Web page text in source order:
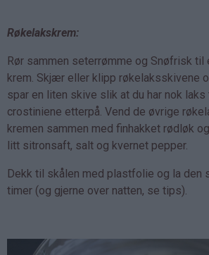
Røkelakskrem:
Rør sammen seterrømme og Snøfrisk til
krem. Skjær eller klipp røkelaksskivene
spar en liten skive slik at du har nok laks
crostiniene etterpå. Vend de øvrige
kremen sammen med finhakket rødløk
litt sitronsaft, salt og kvernet pepper.
Dekk til skålen med plastfolie og la den
timer (og gjerne over natten, se tips).